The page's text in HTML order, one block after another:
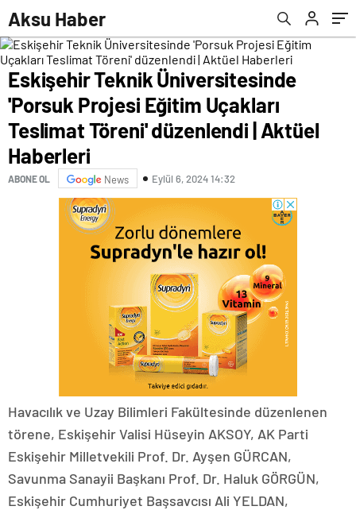
Aksu Haber
Eskişehir Teknik Üniversitesinde
'Porsuk Projesi Eğitim Uçakları
Teslimat Töreni' düzenlendi | Aktüel
Haberleri
ABONE OL News Eylül 6, 2024 14:32
Havacılık ve Uzay Bilimleri Fakültesinde düzenlenen
törene, Eskişehir Valisi Hüseyin AKSOY, AK Parti
Eskişehir Milletvekili Prof. Dr. Ayşen GÜRCAN,
Savunma Sanayii Başkanı Prof. Dr. Haluk GÖRGÜN,
Eskişehir Cumhuriyet Başsavcısı Ali YELDAN,